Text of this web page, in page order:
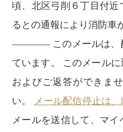
頃、北区弓削６丁目付近
るとの通報により消防車
———— このメールは、
ています。 このメール
およびご返答ができま
い。
メール配信停止は、
メールを送信して、マ